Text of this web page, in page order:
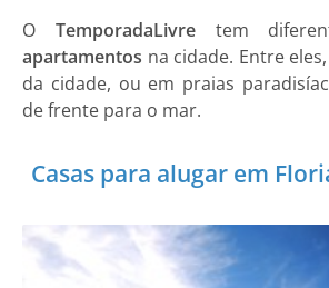
O TemporadaLivretem
apartamentos na cidade. Entre
da cidade, ou em praias
de frente para o mar.
Casas para alugar em